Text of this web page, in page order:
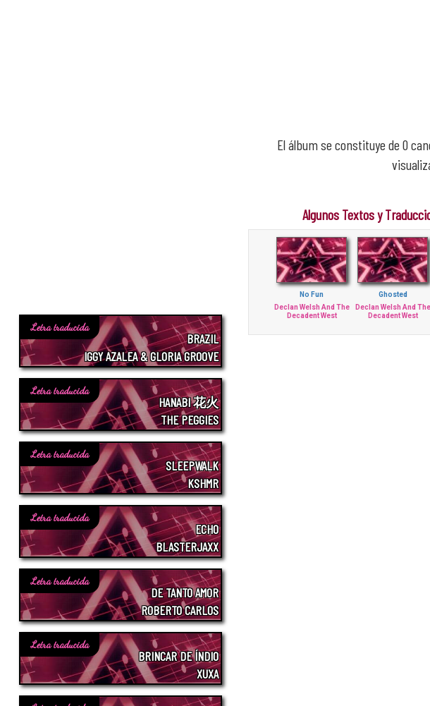
El álbum se constituye de 0
Algunos Textos y
No Fun
Declan Welsh And The
Decadent West
Ghosted
Declan Welsh And The
Decadent West
Letra traducida
BRAZIL
IGGY AZALEA & GLORIA GROOVE
Letra traducida
HANABI 花火
THE PEGGIES
Letra traducida
SLEEPWALK
KSHMR
Letra traducida
ECHO
BLASTERJAXX
Letra traducida
DE TANTO AMOR
ROBERTO CARLOS
Letra traducida
BRINCAR DE ÍNDIO
XUXA